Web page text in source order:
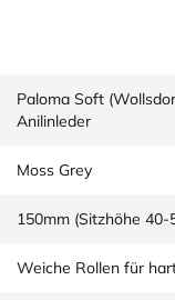
Paloma Soft
Anilinleder
Moss Grey
150mm (Sitzhöhe 40-
Weiche Rollen für